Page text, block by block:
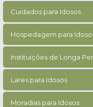
Cuidados para Idosos
Hospedagem para
Instituições de Longa
Lares para Idosos
Moradias para Idosos